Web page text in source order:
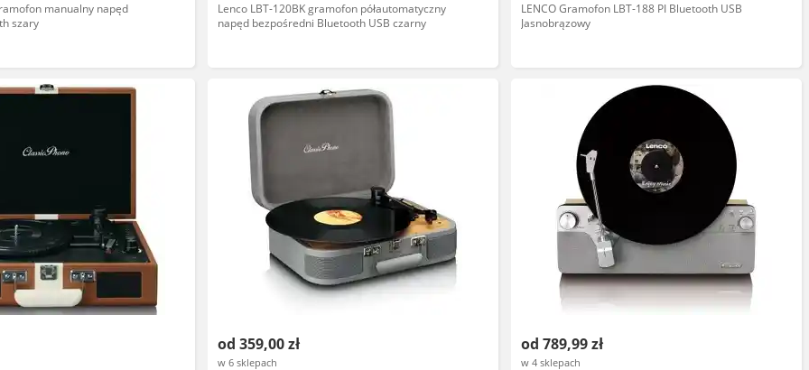
manualny napęd
szary
Lenco LBT-120BK gramofon półautomatyczny
napęd bezpośredni Bluetooth USB czarny
LENCO Gramofon LBT-188 PI Bluetooth USB
Jasnobrązowy
od 359,00 zł
w 6 sklepach
od 789,99 zł
w 4 sklepach